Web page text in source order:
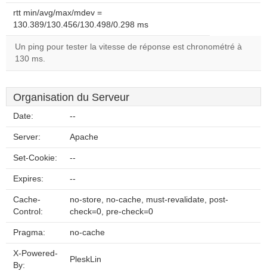
rtt min/avg/max/mdev =
130.389/130.456/130.498/0.298 ms
Un ping pour tester la vitesse de réponse est chronométré à
130 ms.
Organisation du Serveur
Date: --
Server: Apache
Set-Cookie: --
Expires: --
Cache-
Control:
no-store, no-cache, must-revalidate, post-
check=0, pre-check=0
Pragma: no-cache
X-Powered-
By:
PleskLin